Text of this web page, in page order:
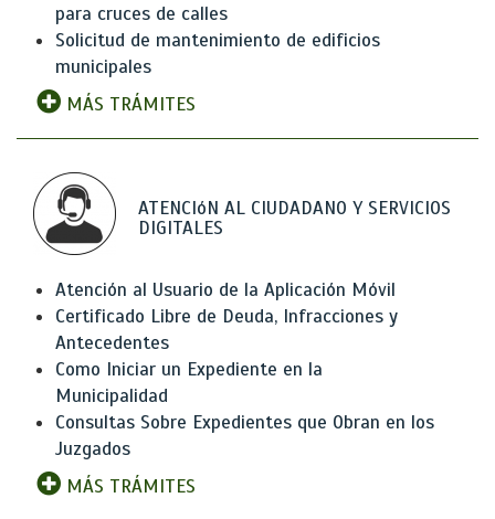
para cruces de calles
Solicitud de mantenimiento de edificios
municipales
MÁS TRÁMITES
ATENCIóN AL CIUDADANO Y SERVICIOS
DIGITALES
Atención al Usuario de la Aplicación Móvil
Certificado Libre de Deuda, Infracciones y
Antecedentes
Como Iniciar un Expediente en la
Municipalidad
Consultas Sobre Expedientes que Obran en los
Juzgados
MÁS TRÁMITES